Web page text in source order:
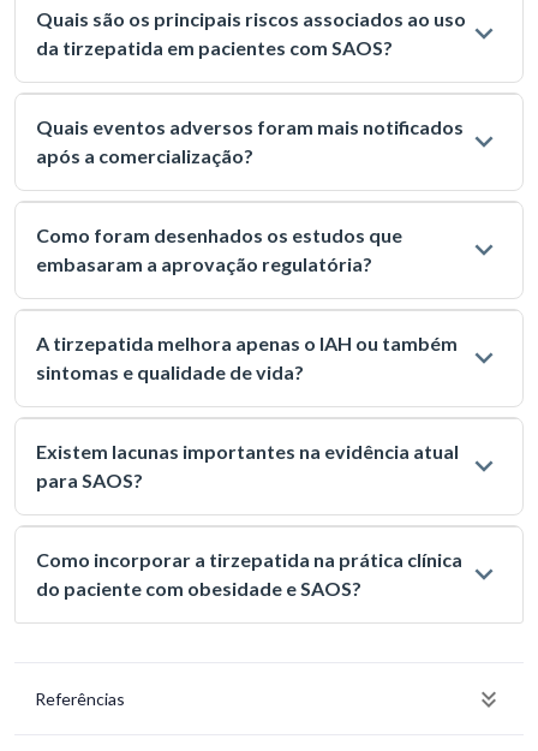
Quais são os principais riscos associados ao uso
da tirzepatida em pacientes com SAOS?
Quais eventos adversos foram mais notificados
após a comercialização?
Como foram desenhados os estudos que
embasaram a aprovação regulatória?
A tirzepatida melhora apenas o IAH ou também
sintomas e qualidade de vida?
Existem lacunas importantes na evidência atual
para SAOS?
Como incorporar a tirzepatida na prática clínica
do paciente com obesidade e SAOS?
Referências